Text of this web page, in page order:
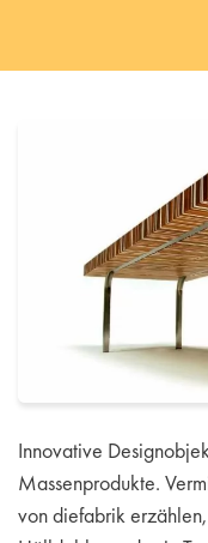
Innovative
Massenprodukte.
von diefabrik